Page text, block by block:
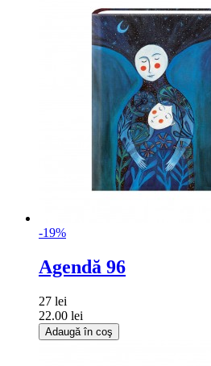
-19%
Agendă 96
27 lei
22.00 lei
Adaugă în coş